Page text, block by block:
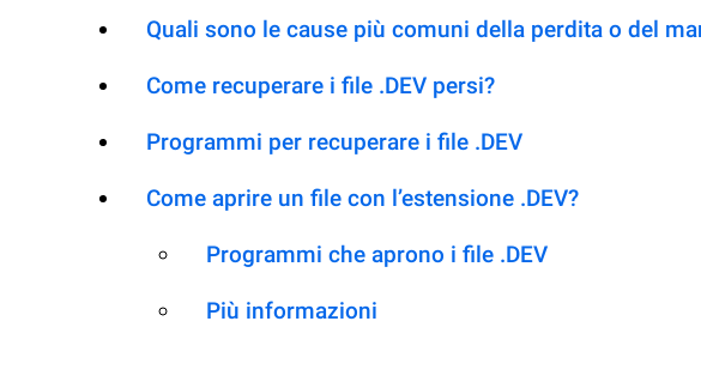
Quali sono le cause più comuni della perdita o del
Come recuperare i file .DEV persi?
Programmi per recuperare i file .DEV
Come aprire un file con l’estensione .DEV?
Programmi che aprono i file .DEV
Più informazioni